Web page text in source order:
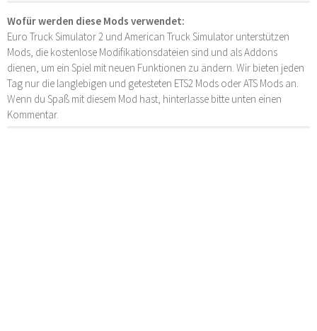
Wofür werden diese Mods verwendet:
Euro Truck Simulator 2 und American Truck Simulator unterstützen
Mods, die kostenlose Modifikationsdateien sind und als Addons
dienen, um ein Spiel mit neuen Funktionen zu ändern. Wir bieten jeden
Tag nur die langlebigen und getesteten ETS2 Mods oder ATS Mods an.
Wenn du Spaß mit diesem Mod hast, hinterlasse bitte unten einen
Kommentar.